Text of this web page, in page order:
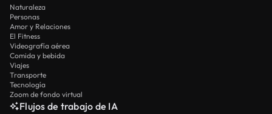
Naturaleza
Personas
Amor y Relaciones
El Fitness
Videografía aérea
Comida y bebida
Viajes
Transporte
Tecnología
Zoom de fondo virtual
Flujos de trabajo de IA